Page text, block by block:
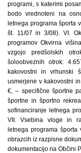
programi, s katerimi
bodo vrednoteni na
letnega programa športa
št. 11/07 in 3/08). VI.
programov Okvirna
vzgojo predšolskih
šoloobveznih otrok:
kakovostni in vrhunski
usmerjene v kakovostni
€, – specifične športne
športne in športno
sofinanciranje letnega
VII. Vsebina vloge in
letnega programa
obrazcih iz razpisne
dokumentacijo na Občini